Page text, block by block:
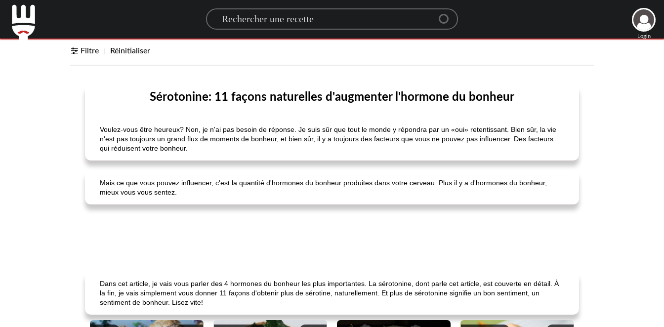
Search for a recipe
Login
Filtre Réinitialiser
Sérotonine: 11 façons naturelles d'augmenter l'hormone du bonheur
Voulez-vous être heureux? Non, je n'ai pas besoin de réponse. Je suis sûr que tout le monde y répondra par un «oui» retentissant. Bien sûr, la vie
n'est pas toujours un grand flux de moments de bonheur, et bien sûr, il y a toujours des facteurs que vous ne pouvez pas influencer. Des facteurs
qui réduisent votre bonheur.
Mais ce que vous pouvez influencer, c'est la quantité d'hormones du bonheur produites dans votre cerveau. Plus il y a d'hormones du bonheur,
mieux vous vous sentez.
Dans cet article, je vais vous parler des 4 hormones du bonheur les plus importantes. La sérotonine, dont parle cet article, est couverte en détail. À
la fin, je vais simplement vous donner 11 façons d'obtenir plus de sérotine, naturellement. Et plus de sérotonine signifie un bon sentiment, un
sentiment de bonheur. Lisez vite!